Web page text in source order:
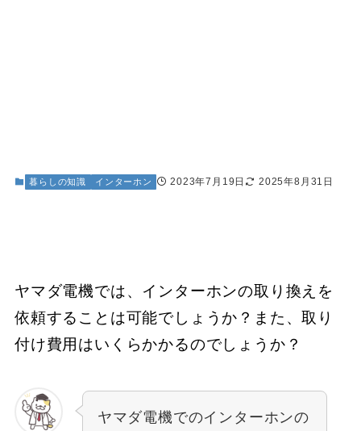
暮らしの知識 インターホン 2023年7月19日 2025年8月31日
ヤマダ電機では、インターホンの取り換えを
依頼することは可能でしょうか？また、取り
付け費用はいくらかかるのでしょうか？
ヤマダ電機でのインターホンの